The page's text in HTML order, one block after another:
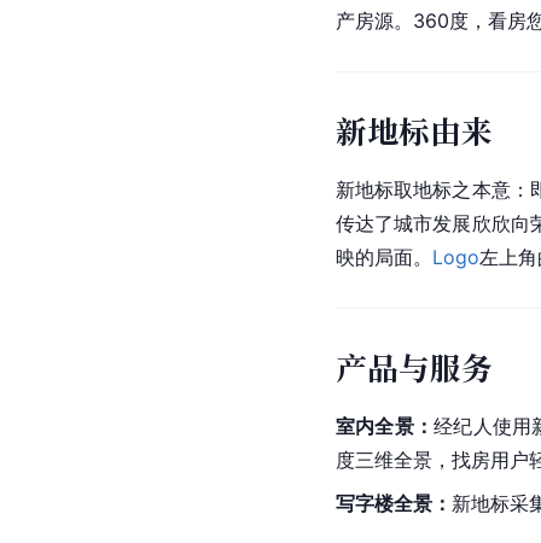
产房源。360度，看房
新地标由来
新地标取地标之本意：
传达了城市发展欣欣向
映的局面。 Logo左上
产品与服务
室内全景：经纪人使用
度三维全景，找房用户
写字楼全景： 新地标采